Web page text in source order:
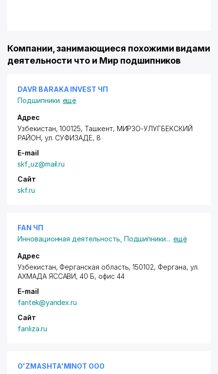
Компании, занимающиеся похожими видами
деятельности что и Мир подшипников
DAVR BARAKA INVEST ЧП
Подшипники ещё
Адрес
Узбекистан, 100125, Ташкент, МИРЗО-УЛУГБЕКСКИЙ
РАЙОН, ул. СУФИЗАДЕ, 8
E-mail
skf_uz@mail.ru
Сайт
skf.ru
FAN ЧП
Инновационная деятельность Подшипники... ещё
Адрес
Узбекистан, Ферганская область, 150102, Фергана, ул.
АХМАДА ЯССАВИ, 40 Б, офис 44
E-mail
fantek@yandex.ru
Сайт
fanliza.ru
O'ZMASHTA'MINOT ООО